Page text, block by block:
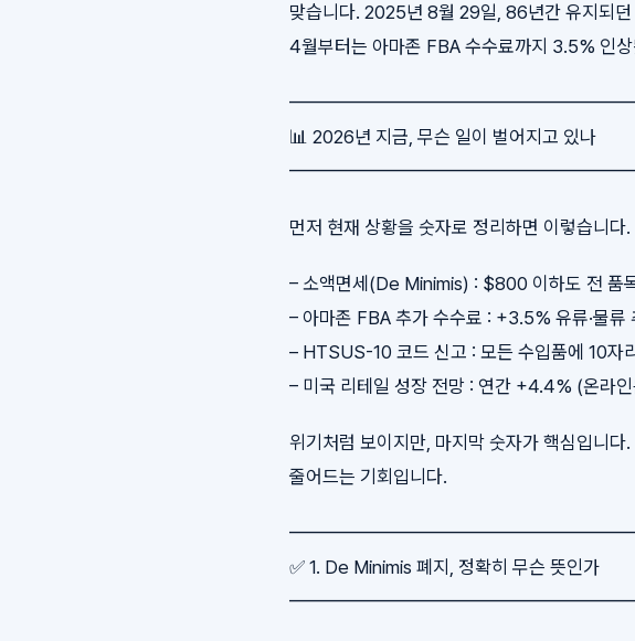
맞습니다. 2025년 8월 29일, 86년간 유지되
4월부터는 아마존 FBA 수수료까지 3.5% 인
📊 2026년 지금, 무슨 일이 벌어지고 있나
먼저 현재 상황을 숫자로 정리하면 이렇습니다.
– 소액면세(De Minimis) : $800 이하도 전 품
– 아마존 FBA 추가 수수료 : +3.5% 유류·물
– HTSUS-10 코드 신고 : 모든 수입품에 10자
– 미국 리테일 성장 전망 : 연간 +4.4% (온라
위기처럼 보이지만, 마지막 숫자가 핵심입니
줄어드는 기회입니다.
✅ 1. De Minimis 폐지, 정확히 무슨 뜻인가